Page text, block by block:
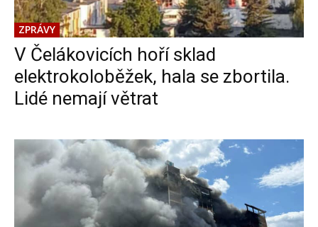
ZPRÁVY
V Čelákovicích hoří sklad
elektrokoloběžek, hala se zbortila.
Lidé nemají větrat